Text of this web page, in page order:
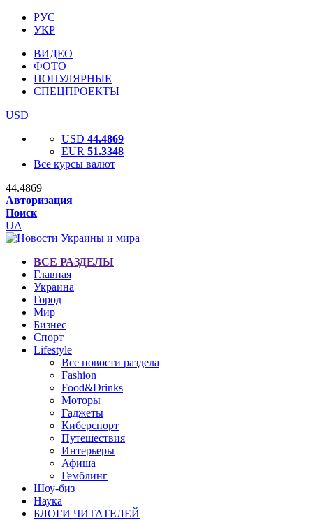
РУС
УКР
ВИДЕО
ФОТО
ПОПУЛЯРНЫЕ
СПЕЦПРОЕКТЫ
USD
USD 44.4869
EUR 51.3348
Все курсы валют
44.4869
Авторизация
Поиск
UA
ВСЕ РАЗДЕЛЫ
Главная
Украина
Город
Мир
Бизнес
Спорт
Lifestyle
Все новости раздела
Fashion
Food&Drinks
Моторы
Гаджеты
Киберспорт
Путешествия
Интерьеры
Афиша
Гемблинг
Шоу-биз
Наука
БЛОГИ ЧИТАТЕЛЕЙ